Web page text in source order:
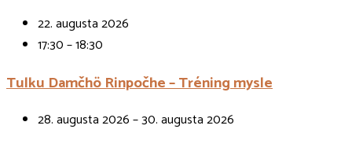
22. augusta 2026
17:30 – 18:30
Tulku Damčhö Rinpočhe – Tréning mysle
28. augusta 2026 – 30. augusta 2026